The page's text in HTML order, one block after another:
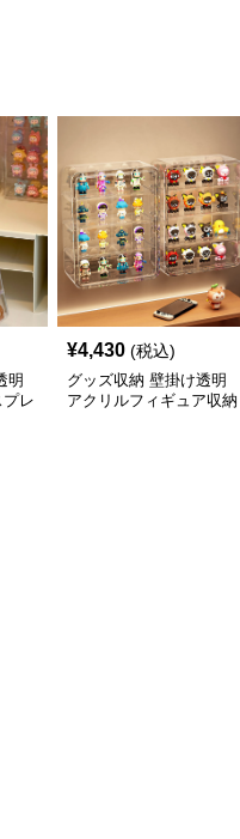
明
レ
¥4,430 (税込)
グッズ収納 壁掛け透明
アクリルフィギュア収納